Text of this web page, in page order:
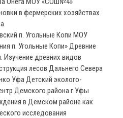
в фермерских хозяйствах
п. Угольные Копи МОУ
п. Угольные Копи» Древние
Изучение древних видов
лесов Дальнего Севера
Уфа Детский эколого-
Демского района г.Уфы
в Демском районе как
исследования